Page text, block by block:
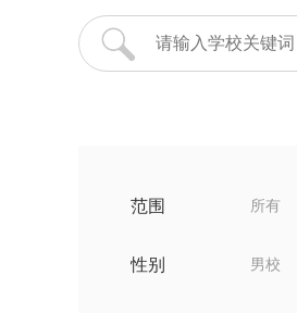
范围 所有
性别 男校